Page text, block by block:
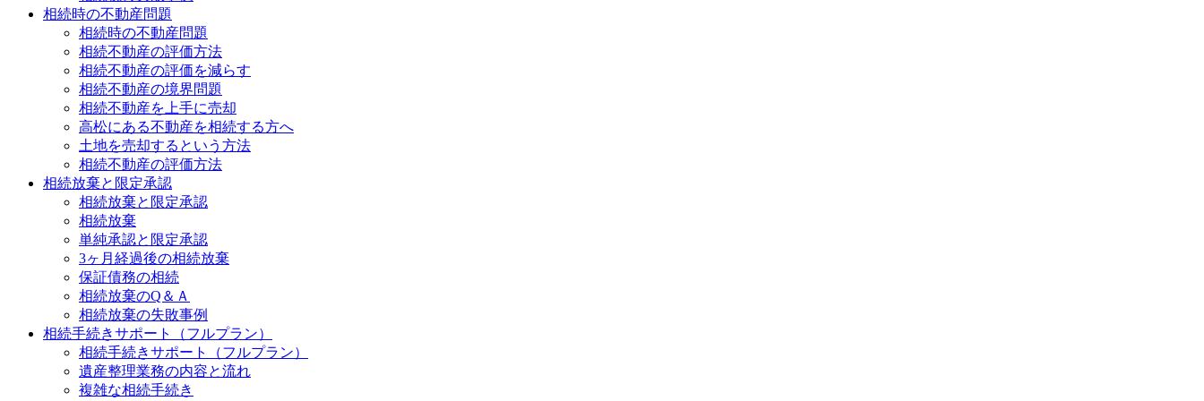
相続時の不動産問題
相続時の不動産問題
相続不動産の評価方法
相続不動産の評価を減らす
相続不動産の境界問題
相続不動産を上手に売却
高松にある不動産を相続する方へ
土地を売却するという方法
相続不動産の評価方法
相続放棄と限定承認
相続放棄と限定承認
相続放棄
単純承認と限定承認
3ヶ月経過後の相続放棄
保証債務の相続
相続放棄のQ＆Ａ
相続放棄の失敗事例
相続手続きサポート（フルプラン）
相続手続きサポート（フルプラン）
遺産整理業務の内容と流れ
複雑な相続手続き